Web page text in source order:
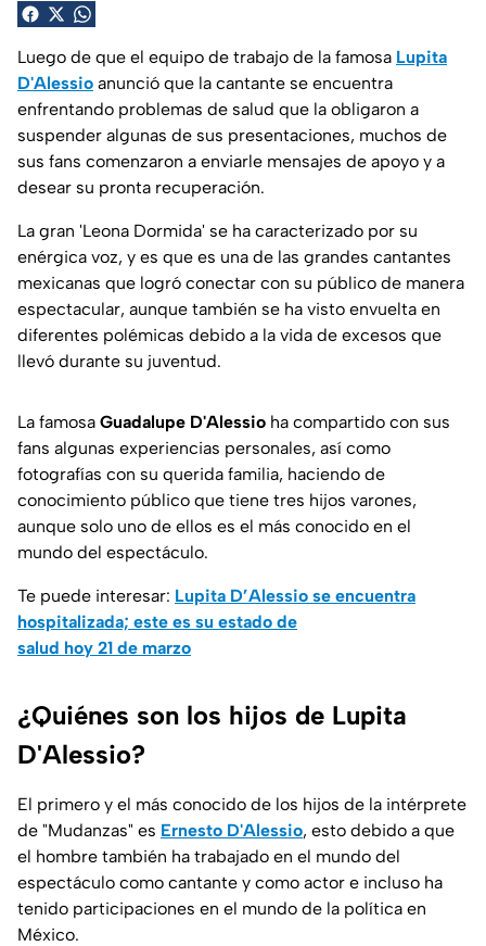
Luego de que el equipo de trabajo de la famosa Lupita
D'Alessio anunció que la cantante se encuentra
enfrentando problemas de salud que la obligaron a
suspender algunas de sus presentaciones, muchos de
sus fans comenzaron a enviarle mensajes de apoyo y a
desear su pronta recuperación.
La gran 'Leona Dormida' se ha caracterizado por su
enérgica voz, y es que es una de las grandes cantantes
mexicanas que logró conectar con su público de manera
espectacular, aunque también se ha visto envuelta en
diferentes polémicas debido a la vida de excesos que
llevó durante su juventud.
La famosa Guadalupe D'Alessio ha compartido con sus
fans algunas experiencias personales, así como
fotografías con su querida familia, haciendo de
conocimiento público que tiene tres hijos varones,
aunque solo uno de ellos es el más conocido en el
mundo del espectáculo.
Te puede interesar: Lupita D’Alessio se encuentra
hospitalizada; este es su estado de
salud hoy 21 de marzo
¿Quiénes son los hijos de Lupita
D'Alessio?
El primero y el más conocido de los hijos de la intérprete
de "Mudanzas" es Ernesto D'Alessio, esto debido a que
el hombre también ha trabajado en el mundo del
espectáculo como cantante y como actor e incluso ha
tenido participaciones en el mundo de la política en
México.